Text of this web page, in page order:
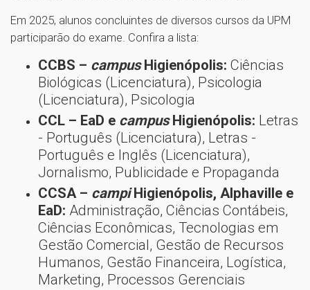
Em 2025, alunos concluintes de diversos cursos da UPM
participarão do exame. Confira a lista:
CCBS – campusHigienópolis: Ciências
Biológicas (Licenciatura), Psicologia
(Licenciatura), Psicologia
CCL – EaD e campusHigienópolis: Letras
- Português (Licenciatura), Letras -
Português e Inglês (Licenciatura),
Jornalismo, Publicidade e Propaganda
CCSA – campiHigienópolis, Alphaville e
EaD: Administração, Ciências Contábeis,
Ciências Econômicas, Tecnologias em
Gestão Comercial, Gestão de Recursos
Humanos, Gestão Financeira, Logística,
Marketing, Processos Gerenciais